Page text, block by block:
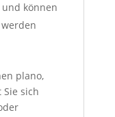
können
plano,
sich